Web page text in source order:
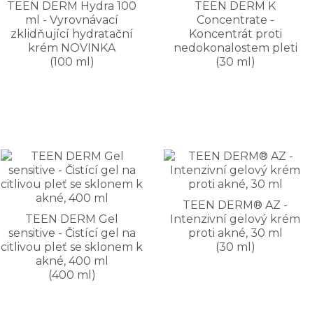
TEEN DERM Hydra 100
ml - Vyrovnávací
zklidňující hydratační
krém NOVINKA
(100 ml)
TEEN DERM K
Concentrate -
Koncentrát proti
nedokonalostem pleti
(30 ml)
TEEN DERM Gel
sensitive - Čistící gel na
citlivou pleť se sklonem k
akné, 400 ml
(400 ml)
TEEN DERM® AZ -
Intenzivní gelový krém
proti akné, 30 ml
(30 ml)